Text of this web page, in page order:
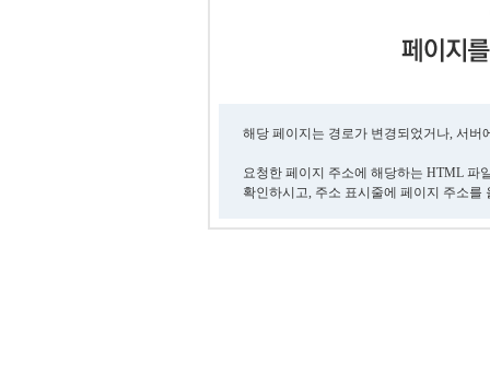
해당 페이지는 경로가 변경되었거나, 서
요청한 페이지 주소에 해당하는 HTML 파
확인하시고, 주소 표시줄에 페이지 주소